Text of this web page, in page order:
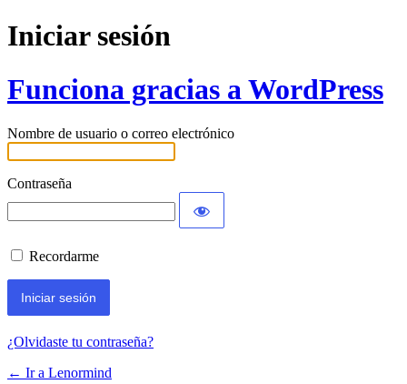
Iniciar sesión
Funciona gracias a WordPress
Nombre de usuario o correo electrónico
Contraseña
Recordarme
¿Olvidaste tu contraseña?
← Ir a Lenormind